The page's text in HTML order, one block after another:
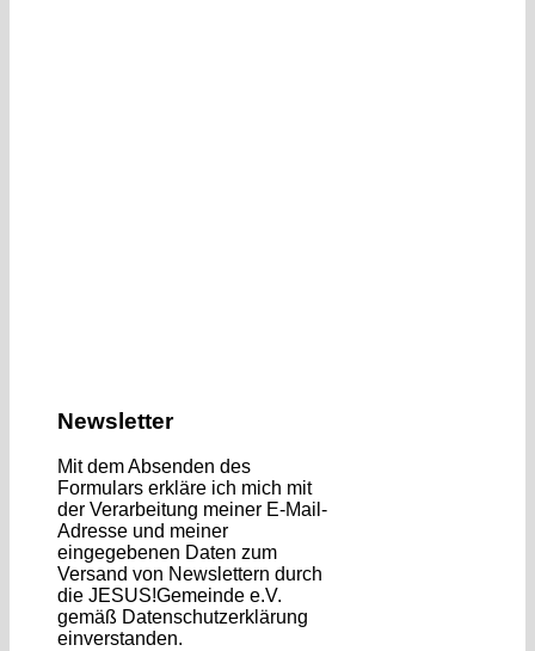
Newsletter
Mit dem Absenden des
Formulars erkläre ich mich mit
der Verarbeitung meiner E-Mail-
Adresse und meiner
eingegebenen Daten zum
Versand von Newslettern durch
die JESUS!Gemeinde e.V.
gemäß Datenschutzerklärung
einverstanden.